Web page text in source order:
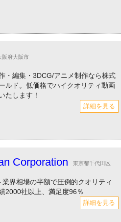
阪府大阪市
・編集・3DCG/アニメ制作なら株式
ルド。低価格でハイクオリティ動画
たします！
詳細を見る
Corporation 東京都千代田区
業界相場の半額で圧倒的クオリティ
2000社以上、満足度96％
詳細を見る